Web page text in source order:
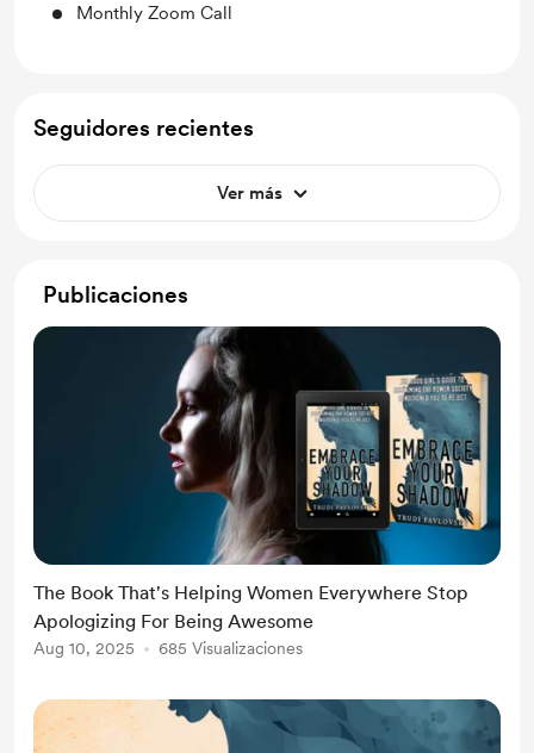
Monthly Zoom Call
Seguidores recientes
Ver más
Publicaciones
The Book That's Helping Women Everywhere Stop
Apologizing For Being Awesome
Aug 10, 2025 685 Visualizaciones